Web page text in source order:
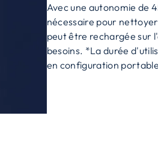
Avec une autonomie de
nécessaire pour
peut être rechargée sur
besoins. *La durée
en configuration